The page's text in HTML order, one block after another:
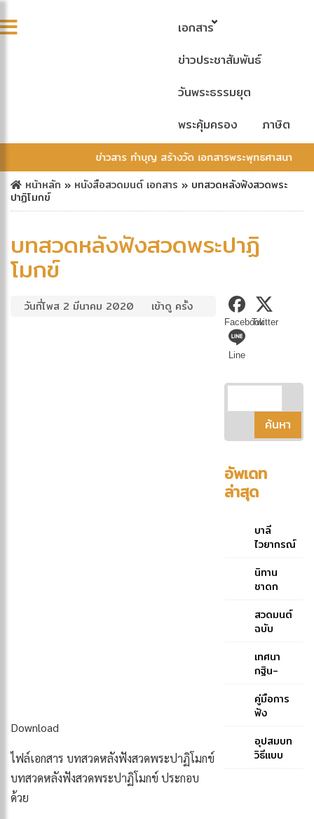
เอกสาร
ข่าวประชาสัมพันธ์
วันพระธรรมยุต
พระคุ้มครอง
ภาษิต
ข่าวสาร ทำบุญ สร้างวัด เอกสารพระพุทธศาสนา
หน้าหลัก » หนังสือสวดมนต์ เอกสาร » บทสวดหลังฟังสวดพระ
ปาฏิโมกข์
บทสวดหลังฟังสวดพระปาฏิ
โมกข์
วันที่โพส 2 มีนาคม 2020 เข้าดู ครั้ง
Download
ไฟล์เอกสาร บทสวดหลังฟังสวดพระปาฏิโมกข์
บทสวดหลังฟังสวดพระปาฏิโมกข์ ประกอบ
ด้วย
FacebookTwitter
Line
อัพเดท
ล่าสุด
บาลี
ไวยากรณ์
คู่มือ
ประกอบ
ภาษาบาลี
สำหรับ
๑-๒ และ
ป.ธ. ๓
นิทาน
ชาดก
สวดมนต์
ฉบับ
ของ
สมเด็จ
สังฆราช
(ปุสฺส
สมเด็จ
พระ
เทศนา
กฐิน-
พระ
สังฆราช
สังฆ
ปริณายก
คู่มือการ
ฟัง
มนต์
ฉบับภูมิพ
อุปสมบท
วิธีแบบ